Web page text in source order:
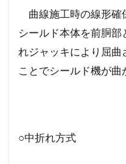
曲線施工時の線形確
シールド本体を前胴
れジャッキにより屈
ことでシールド機が曲
○中折れ方式